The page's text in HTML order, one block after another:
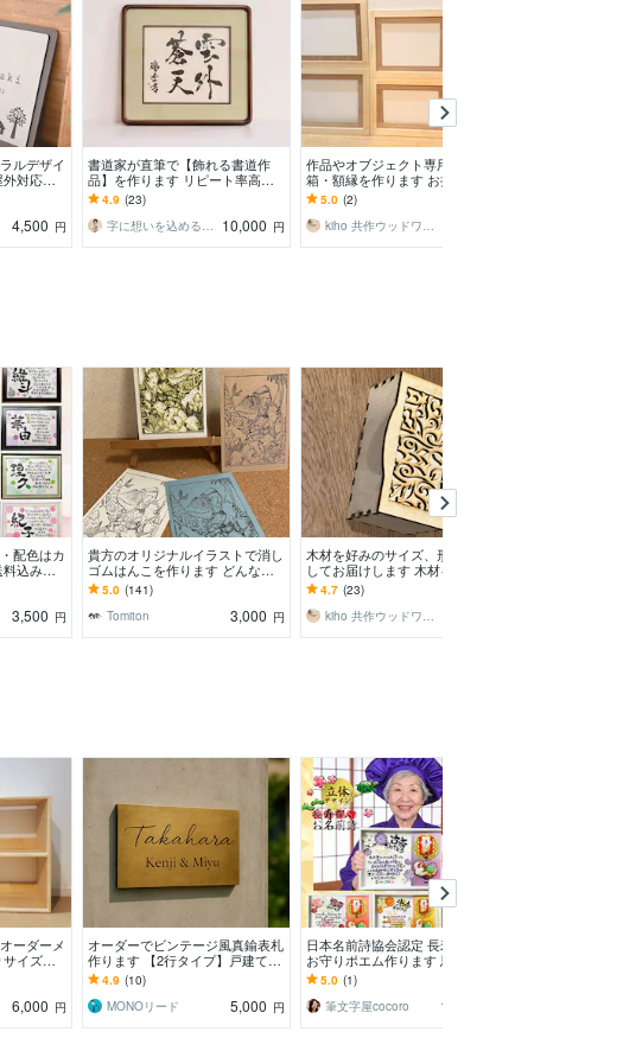
ルデザイ
対応＊
でのロ
4,500 円
書道家が直筆で【飾れる書道作
品】を作ります リピート率高！
社訓/お祝い品/プレゼント/家訓
に最適⭐︎
4.9 (23)
字に想いを込める書道家 瑞季
10,000 円
作品やオブジェクト専用の枠・
箱・額縁を作ります お持ちの作
品に合わせた額縁、箱枠の制作。
5.0 (2)
kiho 共作ウッドワークス
配色はカ
込み！A
つの名入
3,500 円
貴方のオリジナルイラストで消し
ゴムはんこを作ります どんな図
案でもご相談ください。小さな図
案も彫りますよー！
5.0 (141)
Tomiton
3,000 円
木材を好みのサイズ、形にカット
してお届けします 木材を「必要
なサイズ・形」に正確にカットし
てお届けします。
4.7 (23)
kiho 共作ウッドワークス
ーダーメ
イズの
作のお手
6,000 円
オーダーでビンテージ風真鍮表札
作ります 【2行タイプ】戸建て、
マンション、ガーデンに高級感演
出
4.9 (10)
MONOリード
5,000 円
日本名前詩協会認定 長寿祝いの
お守りポエム作ります 思いが届
く幸運アイテムを沢山散りばめた
世界に一つの名入り詩
5.0 (1)
筆文字屋cocoro
15,000